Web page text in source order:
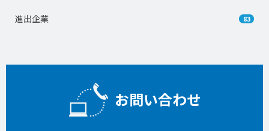
進出企業 83
お問い合わせ